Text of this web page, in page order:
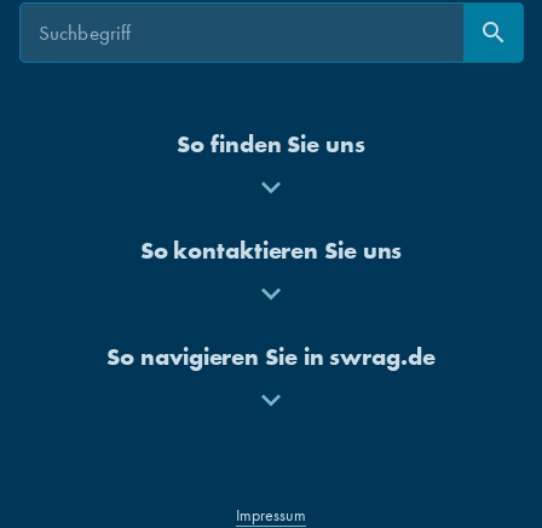
Suche
search
Suchen
So finden Sie uns
Mehr
So kontaktieren Sie uns
Mehr
So navigieren Sie in swrag.de
Mehr
Impressum